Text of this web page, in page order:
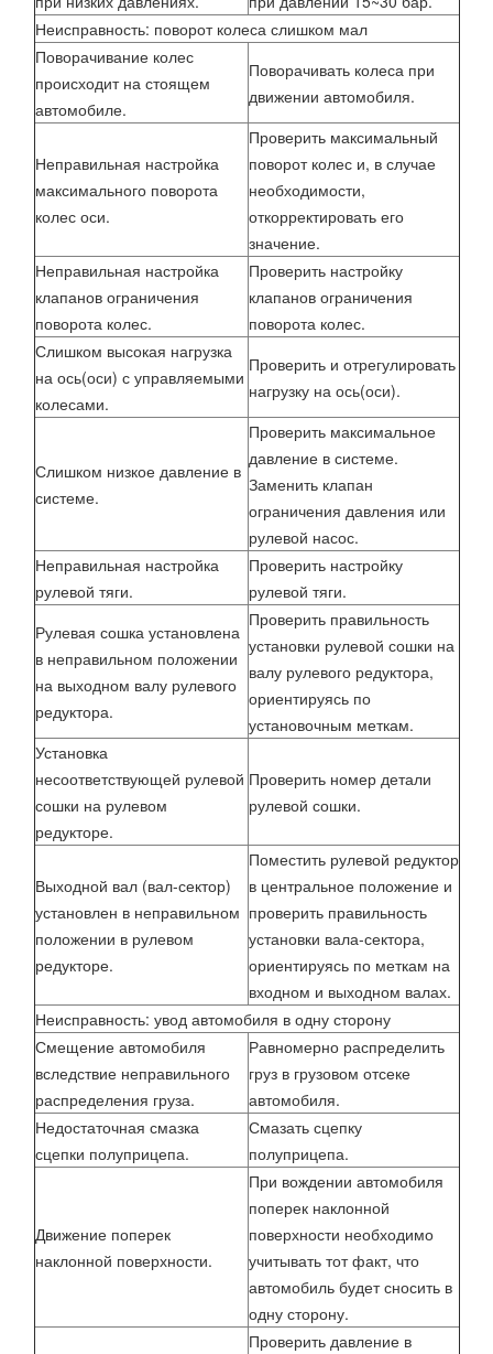
Неисправность: поворот колеса слишком мал
Поворачивание колес
происходит на стоящем
автомобиле.
Поворачивать колеса при
движении автомобиля.
Неправильная настройка
максимального поворота
колес оси.
Проверить максимальный
поворот колес и, в случае
необходимости,
откорректировать его
значение.
Неправильная настройка
клапанов ограничения
поворота колес.
Проверить настройку
клапанов ограничения
поворота колес.
Слишком высокая нагрузка
на ось(оси) с управляемыми
колесами.
Проверить и отрегулировать
нагрузку на ось(оси).
Слишком низкое давление в
системе.
Проверить максимальное
давление в системе.
Заменить клапан
ограничения давления или
рулевой насос.
Неправильная настройка
рулевой тяги.
Проверить настройку
рулевой тяги.
Рулевая сошка установлена
в неправильном положении
на выходном валу рулевого
редуктора.
Проверить правильность
установки рулевой сошки на
валу рулевого редуктора,
ориентируясь по
установочным меткам.
Установка
несоответствующей рулевой
сошки на рулевом
редукторе.
Проверить номер детали
рулевой сошки.
Выходной вал (вал-сектор)
установлен в неправильном
положении в рулевом
редукторе.
Поместить рулевой редуктор
в центральное положение и
проверить правильность
установки вала-сектора,
ориентируясь по меткам на
входном и выходном валах.
Неисправность: увод автомобиля в одну сторону
Смещение автомобиля
вследствие неправильного
распределения груза.
Равномерно распределить
груз в грузовом отсеке
автомобиля.
Недостаточная смазка
сцепки полуприцепа.
Смазать сцепку
полуприцепа.
Движение поперек
наклонной поверхности.
При вождении автомобиля
поперек наклонной
поверхности необходимо
учитывать тот факт, что
автомобиль будет сносить в
одну сторону.
Проверить давление в